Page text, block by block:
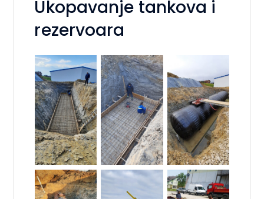
Ukopavanje tankova i
rezervoara